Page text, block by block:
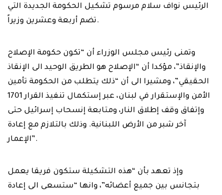
الرئيس نواف سلام مرسوم تشكيل الحكومة الجديدة التي
تضم أربعة وعشرين وزيراً.
وتمنى رئيس مجلس الوزراء أن “تكون حكومة الإصلاح
والإنقاذ”، مؤكدا أن “الإصلاح هو الطريق الوحيد الى الإنقاذ
الحقيقي”، ومشيرا الى أن “ذلك يتطلب من الحكومة تأمين
الأمن والإستقرار في لبنان، عبر إستكمال تنفيذ القرار 1701
وإتفاق وقف إطلاق النار، ومتابعة إنسحاب إسرائيل حتى
آخر شبر من الأرض اللبنانية. وذلك بالتلازم مع إعادة
الإعمار”.
وإذ تعهد بأن “هذه التشكيلة ستكون فريقا يعمل
بتجانس بين جميع أعضائه”، وانها “ستسعى الى إعادة